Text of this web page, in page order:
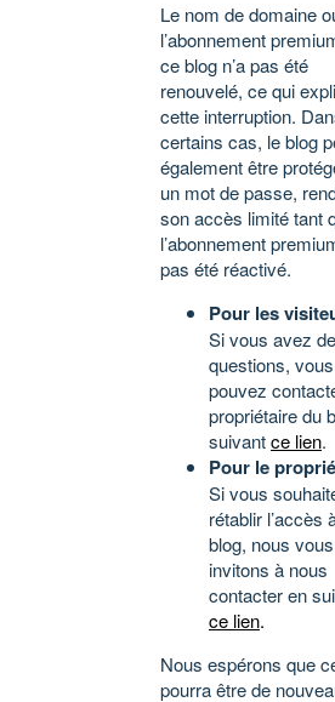
Le nom de domaine
l’abonnement
ce blog n’a pas été
renouvelé, ce qui
cette interruption.
certains cas, le blog
également être
un mot de passe,
son accès limité tant
l’abonnement
pas été réactivé.
Pour les
Si vous avez
questions, vous
pouvez
propriétaire du
suivantce lien.
Pour le
Si vous
rétablir l’accès
blog, nous vous
invitons à nous
contacter en
ce lien.
Nous espérons que
pourra être de